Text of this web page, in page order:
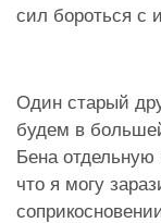
сил бороться с
Один старый
будем в
Бена отдельную
что я могу